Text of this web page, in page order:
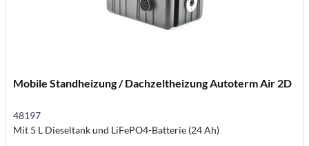
Mobile Standheizung / Dachzeltheizung Autoterm Air 2D
48197
Mit 5 L Dieseltank und LiFePO4-Batterie (24 Ah)